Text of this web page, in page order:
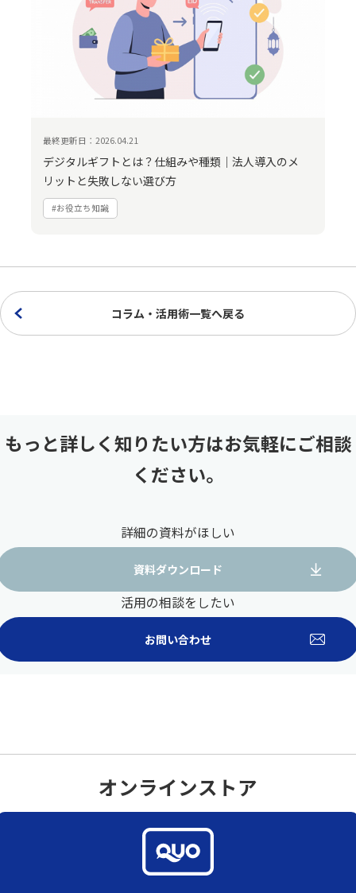
最終更新日：2026.04.21
デジタルギフトとは？仕組みや種類｜法人導入のメ
リットと失敗しない選び方
#お役立ち知識
コラム・活用術一覧へ戻る
もっと詳しく知りたい方はお気軽にご相談
ください。
詳細の資料がほしい
資料ダウンロード
活用の相談をしたい
お問い合わせ
オンラインストア